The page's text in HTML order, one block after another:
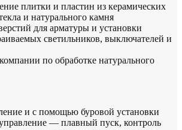
плитки и пластин из керамических
и натурального камня
для арматуры и установки
светильников, выключателей и
по обработке натурального
и с помощью буровой установки
— плавный пуск, контроль